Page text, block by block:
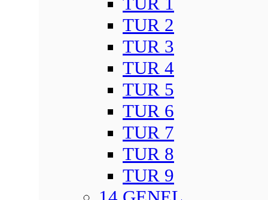
TUR 2
TUR 3
TUR 4
TUR 5
TUR 6
TUR 7
TUR 8
TUR 9